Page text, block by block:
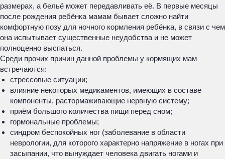
размерах, а бельё может передавливать её. В первые месяцы
после рождения ребёнка мамам бывает сложно найти
комфортную позу для ночного кормления ребёнка, в связи с чем
она испытывает существенные неудобства и не может
полноценно выспаться.
Среди прочих причин данной проблемы у кормящих мам
встречаются:
стрессовые ситуации;
влияние некоторых медикаментов, имеющих в составе
компоненты, растормаживающие нервную систему;
приём большого количества пищи перед сном;
гормональные проблемы;
синдром беспокойных ног (заболевание в области
неврологии, для которого характерно напряжение в ногах при
засыпании, что вынуждает человека двигать ногами и